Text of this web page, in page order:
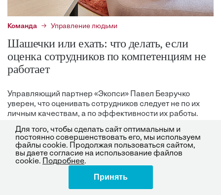
Команда Управление людьми
Шашечки или ехать: что делать, если
оценка сотрудников по компетенциям не
работает
Управляющий партнер «Экопси» Павел Безручко
уверен, что оценивать сотрудников следует не по их
личным качествам, а по эффективности их работы.
организационных ролей
Павел Безручко 26.09.24
Для того, чтобы сделать сайт оптимальным и
постоянно совершенствовать его, мы используем
файлы cookie. Продолжая пользоваться сайтом,
вы даете согласие на использование файлов
cookie.
Подробнее.
Принять